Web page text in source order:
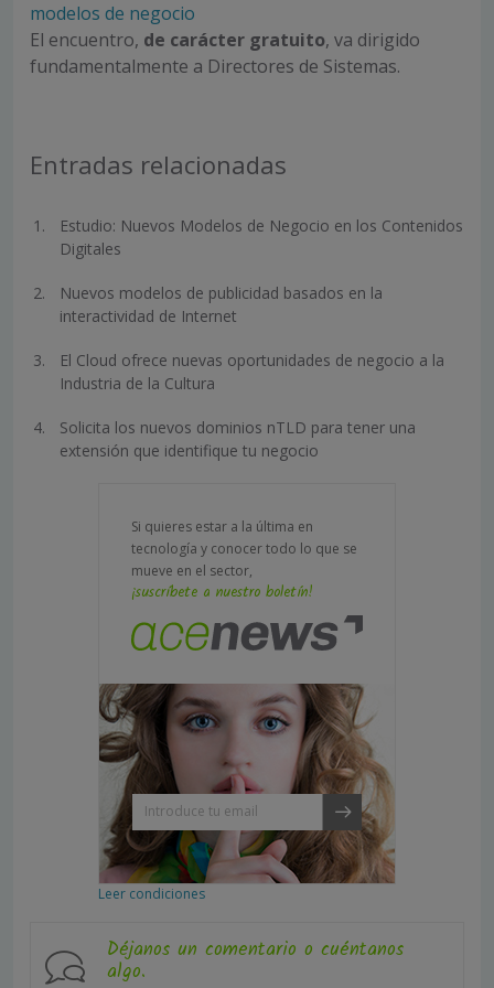
modelos de negocio
El encuentro, de carácter gratuito, va dirigido
fundamentalmente a Directores de Sistemas.
Entradas relacionadas
Estudio: Nuevos Modelos de Negocio en los Contenidos
Digitales
Nuevos modelos de publicidad basados en la
interactividad de Internet
El Cloud ofrece nuevas oportunidades de negocio a la
Industria de la Cultura
Solicita los nuevos dominios nTLD para tener una
extensión que identifique tu negocio
Si quieres estar a la última en
tecnología y conocer todo lo que se
mueve en el sector,
¡suscríbete a nuestro boletín!
Leer condiciones
Déjanos un comentario o cuéntanos
algo.